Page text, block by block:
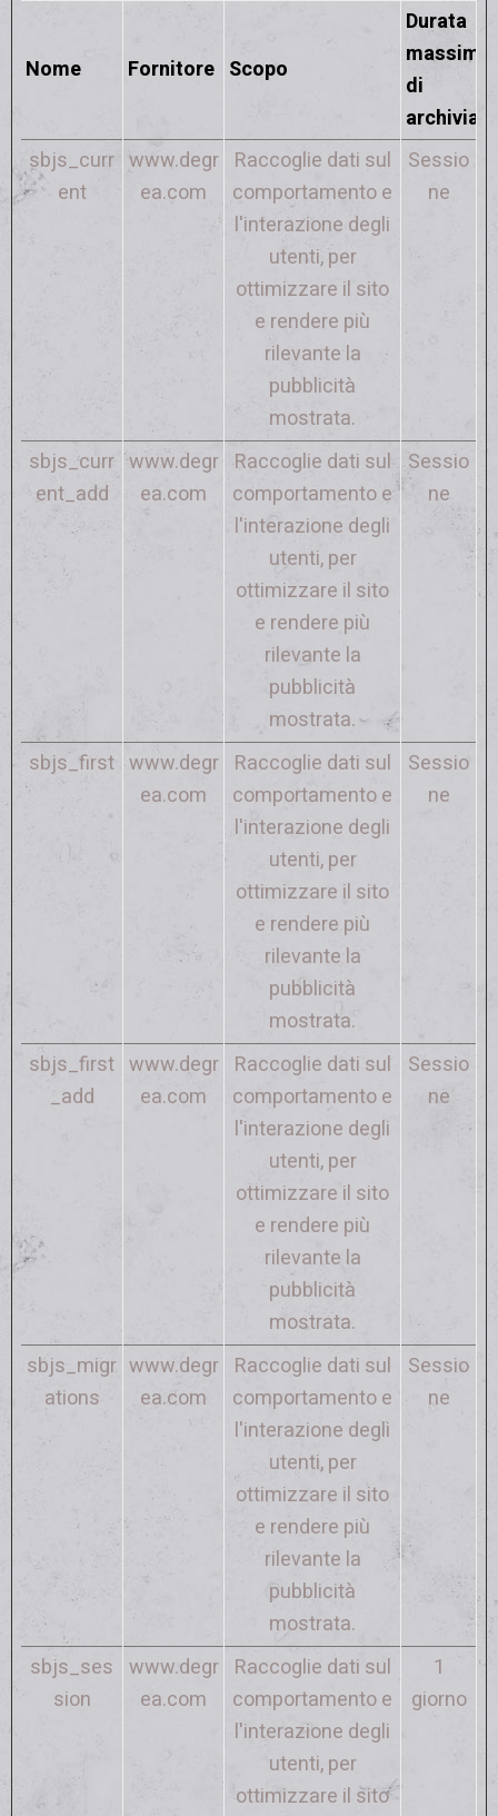
Nome Fornitore Scopo
Durata
massima
di
sbjs_curr
ent
www.degr
ea.com
Raccoglie dati sul
comportamento e
l'interazione degli
utenti, per
ottimizzare il sito
e rendere più
rilevante la
pubblicità
mostrata.
Sessio
ne
sbjs_curr
ent_add
www.degr
ea.com
Raccoglie dati sul
comportamento e
l'interazione degli
utenti, per
ottimizzare il sito
e rendere più
rilevante la
pubblicità
mostrata.
Sessio
ne
sbjs_first www.degr
ea.com
Raccoglie dati sul
comportamento e
l'interazione degli
utenti, per
ottimizzare il sito
e rendere più
rilevante la
pubblicità
mostrata.
Sessio
ne
sbjs_first
_add
www.degr
ea.com
Raccoglie dati sul
comportamento e
l'interazione degli
utenti, per
ottimizzare il sito
e rendere più
rilevante la
pubblicità
mostrata.
Sessio
ne
sbjs_migr
ations
www.degr
ea.com
Raccoglie dati sul
comportamento e
l'interazione degli
utenti, per
ottimizzare il sito
e rendere più
rilevante la
pubblicità
mostrata.
Sessio
ne
sbjs_ses
sion
www.degr
ea.com
Raccoglie dati sul
comportamento e
l'interazione degli
utenti, per
ottimizzare il sito
1
giorno